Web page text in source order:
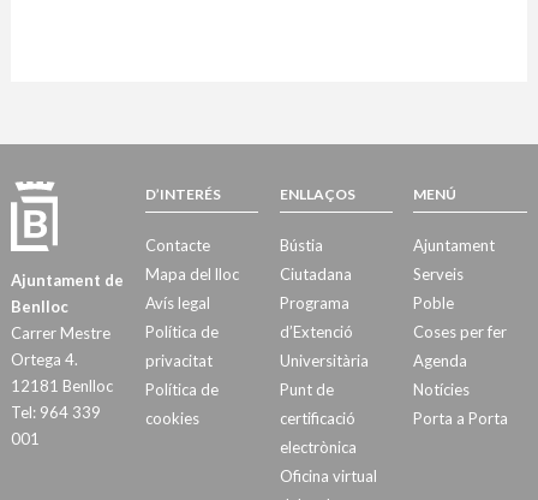
Ajuntament de
Benlloc
Carrer Mestre
Ortega 4.
12181 Benlloc
Tel: 964 339
001
D’INTERÉS
Contacte
Mapa del lloc
Avís legal
Política de
privacitat
Política de
cookies
ENLLAÇOS
Bústia
Ciutadana
Programa
d’Extenció
Universitària
Punt de
certificació
electrònica
Oficina virtual
MENÚ
Ajuntament
Serveis
Poble
Coses per fer
Agenda
Notícies
Porta a Porta